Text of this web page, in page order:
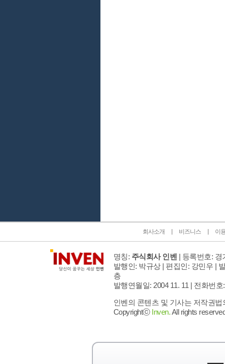
회사소개 비즈니스 이
명칭: 주식회사 인벤 | 등록번호: 경
발행인: 박규상 | 편집인: 강민우 |
층
발행연월일: 2004 11. 11 | 전화번호
인벤의 콘텐츠 및 기사는 저작권
Copyrightⓒ Inven.All rights